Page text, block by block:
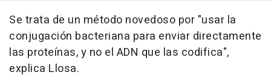
Se trata de un método novedoso por "usar la
conjugación bacteriana para enviar directamente
las proteínas, y no el ADN que las codifica",
explica Llosa.